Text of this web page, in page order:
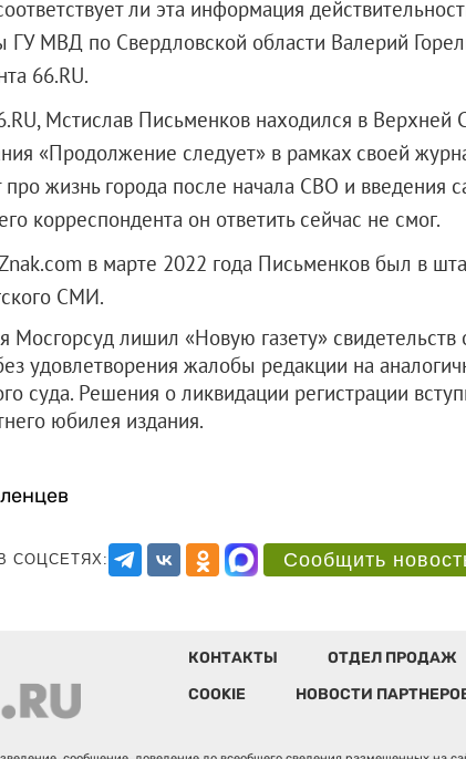
ли эта информация
ГУ МВД по Свердловской области Валерий
66.RU.
Мстислав Письменков находился в Верхней
«Продолжение следует» в рамках своей
про жизнь города после начала СВО и введения
корреспондента он ответить сейчас не смог.
в марте 2022 года Письменков был в
СМИ.
Мосгорсуд лишил «Новую газету»
удовлетворения жалобы редакции на
суда. Решения о ликвидации регистрации
юбилея издания.
СОЦСЕТЯХ: Сообщить
КОНТАКТЫ ОТДЕЛ ПРОДАЖ
COOKIE
НОВОСТИ